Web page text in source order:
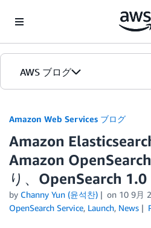
AWS ブログ
カテゴリ
エディション
Amazon Web Services ブログ
Amazon
Amazon
り、OpenSearch 1.0
by Channy Yun (윤석찬) on 10 9月
OpenSearch Service, Launch, News